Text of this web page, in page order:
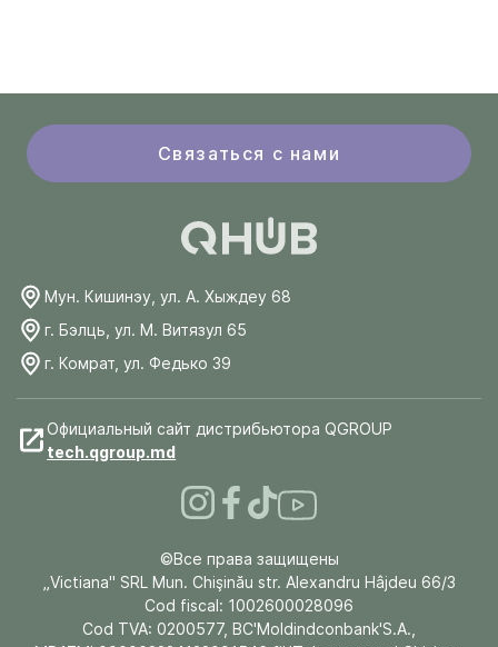
Связаться с нами
Мун. Кишинэу, ул. А. Хыждеу 68
г. Бэлць, ул. М. Витязул 65
г. Комрат, ул. Федько 39
Официальный сайт дистрибьютора QGROUP
tech.qgroup.md
©Все права защищены
„Victiana" SRL Mun. Chişinău str. Alexandru Hâjdeu 66/3
Cod fiscal: 1002600028096
Cod TVA: 0200577, BC'Moldindconbank'S.A.,